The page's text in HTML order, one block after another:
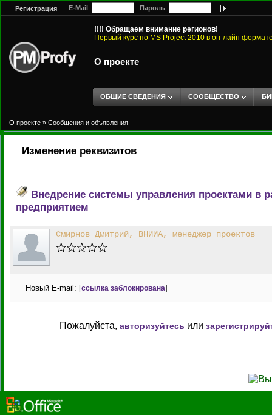
Регистрация E-Mail Пароль
!!!! Обращаем внимание регионов!
Первый курс по MS Project 2010 в он-лайн
О проекте
ОБЩИЕ СВЕДЕНИЯ СООБЩЕСТВО
О проекте » Сообщения и объявления
Изменение реквизитов
Внедрение системы управления проектами в
предприятием
Смирнов Дмитрий, ВНИИА, менеджер проектов
Новый E-mail: [ссылка заблокирована]
Пожалуйста, авторизуйтесь или